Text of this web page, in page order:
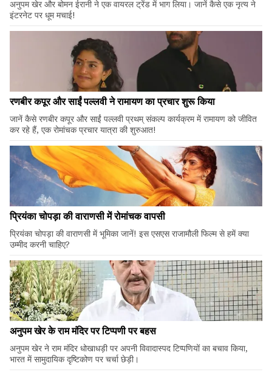
अनुपम खेर और बोमन ईरानी ने एक वायरल ट्रेंड में भाग लिया। जानें कैसे एक नृत्य ने
इंटरनेट पर धूम मचाई!
रणबीर कपूर और साईं पल्लवी ने रामायण का प्रचार शुरू किया
जानें कैसे रणबीर कपूर और साईं पल्लवी प्रथम् संकल्प कार्यक्रम में रामायण को जीवित
कर रहे हैं, एक रोमांचक प्रचार यात्रा की शुरुआत!
प्रियंका चोपड़ा की वाराणसी में रोमांचक वापसी
प्रियंका चोपड़ा की वाराणसी में भूमिका जानें! इस एसएस राजामौली फिल्म से हमें क्या
उम्मीद करनी चाहिए?
अनुपम खेर के राम मंदिर पर टिप्पणी पर बहस
अनुपम खेर ने राम मंदिर धोखाधड़ी पर अपनी विवादास्पद टिप्पणियों का बचाव किया,
भारत में सामुदायिक दृष्टिकोण पर चर्चा छेड़ी।